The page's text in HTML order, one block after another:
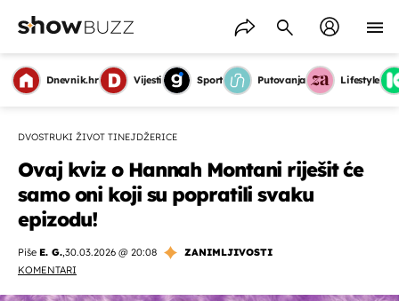
Dnevnik.hr Vijesti Sport Putovanja Lifestyle
DVOSTRUKI ŽIVOT TINEJDŽERICE
Ovaj kviz o Hannah Montani riješit će
samo oni koji su popratili svaku
epizodu!
Piše E. G.,30.03.2026 @ 20:08
ZANIMLJIVOSTI
KOMENTARI